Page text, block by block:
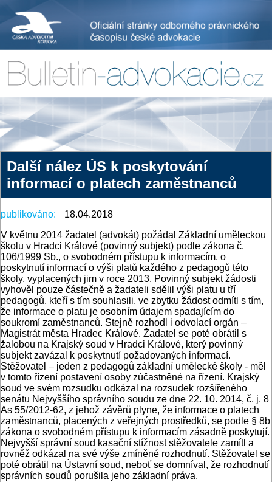
Další nález ÚS k poskytování
informací o platech zaměstnanců
publikováno:
18.04.2018
V květnu 2014 žadatel (advokát) požádal Základní uměleckou
školu v Hradci Králové (povinný subjekt) podle zákona č.
106/1999 Sb., o svobodném přístupu k informacím, o
poskytnutí informací o výši platů každého z pedagogů této
školy, vyplacených jim v roce 2013. Povinný subjekt žádosti
vyhověl pouze částečně a žadateli sdělil výši platu u tří
pedagogů, kteří s tím souhlasili, ve zbytku žádost odmítl s tím,
že informace o platu je osobním údajem spadajícím do
soukromí zaměstnanců. Stejně rozhodl i odvolací orgán –
Magistrát města Hradec Králové. Žadatel se poté obrátil s
žalobou na Krajský soud v Hradci Králové, který povinný
subjekt zavázal k poskytnutí požadovaných informací.
Stěžovatel – jeden z pedagogů základní umělecké školy - měl
v tomto řízení postavení osoby zúčastněné na řízení. Krajský
soud ve svém rozsudku odkázal na rozsudek rozšířeného
senátu Nejvyššího správního soudu ze dne 22. 10. 2014, č. j. 8
As 55/2012-62, z jehož závěrů plyne, že informace o platech
zaměstnanců, placených z veřejných prostředků, se podle § 8b
zákona o svobodném přístupu k informacím zásadně poskytují.
Nejvyšší správní soud kasační stížnost stěžovatele zamítl a
rovněž odkázal na své výše zmíněné rozhodnutí. Stěžovatel se
poté obrátil na Ústavní soud, neboť se domníval, že rozhodnutí
správních soudů porušila jeho základní práva.